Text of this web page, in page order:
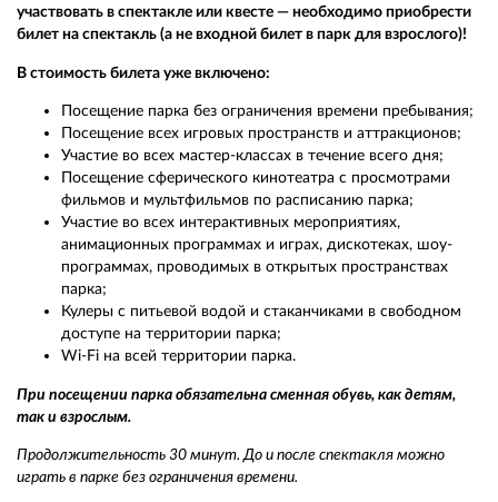
участвовать в спектакле или квесте — необходимо приобрести
билет на спектакль (а не входной билет в парк для взрослого)!
В стоимость билета уже включено:
Посещение парка без ограничения времени пребывания;
Посещение всех игровых пространств и аттракционов;
Участие во всех мастер-классах в течение всего дня;
Посещение сферического кинотеатра с просмотрами
фильмов и мультфильмов по расписанию парка;
Участие во всех интерактивных мероприятиях,
анимационных программах и играх, дискотеках, шоу-
программах, проводимых в открытых пространствах
парка;
Кулеры с питьевой водой и стаканчиками в свободном
доступе на территории парка;
Wi-Fi на всей территории парка.
При посещении парка обязательна сменная обувь, как детям,
так и взрослым.
Продолжительность 30 минут. До и после спектакля можно
играть в парке без ограничения времени.